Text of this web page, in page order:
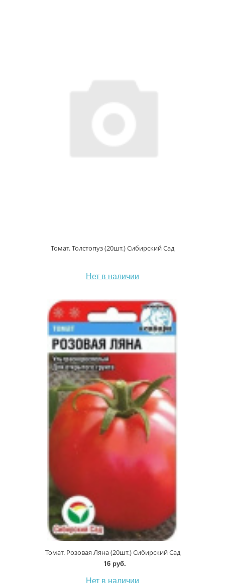
Томат. Толстопуз (20шт.) Сибирский Сад
Нет в наличии
Томат. Розовая Ляна (20шт.) Сибирский Сад
16 руб.
Нет в наличии